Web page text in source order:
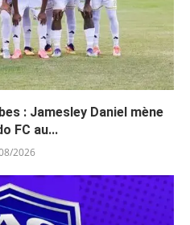
: Jamesley Daniel mène
FC au...
2026